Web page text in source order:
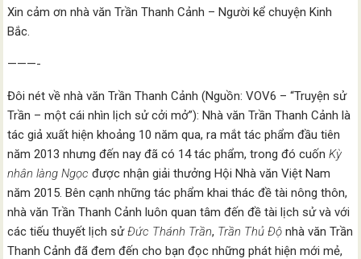
Xin cảm ơn nhà văn Trần Thanh Cảnh – Người kể chuyện Kinh
Bắc.
———-
Đôi nét về nhà văn Trần Thanh Cảnh (Nguồn: VOV6 – “Truyện sử
Trần – một cái nhìn lịch sử cởi mở”): Nhà văn Trần Thanh Cảnh là
tác giả xuất hiện khoảng 10 năm qua, ra mắt tác phẩm đầu tiên
năm 2013 nhưng đến nay đã có 14 tác phẩm, trong đó cuốnKỳ
nhân làng Ngọc được nhận giải thưởng Hội Nhà văn Việt Nam
năm 2015. Bên cạnh những tác phẩm khai thác đề tài nông thôn,
nhà văn Trần Thanh Cảnh luôn quan tâm đến đề tài lịch sử và với
các tiếu thuyết lịch sửĐức Thánh Trần, Trần Thủ Độ nhà văn Trần
Thanh Cảnh đã đem đến cho bạn đọc những phát hiện mới mẻ,